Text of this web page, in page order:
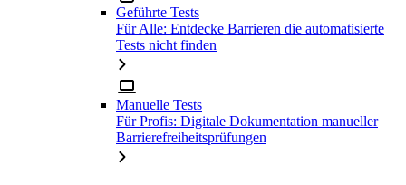
Geführte Tests
Für Alle: Entdecke Barrieren die automatisierte
Tests nicht finden
Manuelle Tests
Für Profis: Digitale Dokumentation manueller
Barrierefreiheitsprüfungen